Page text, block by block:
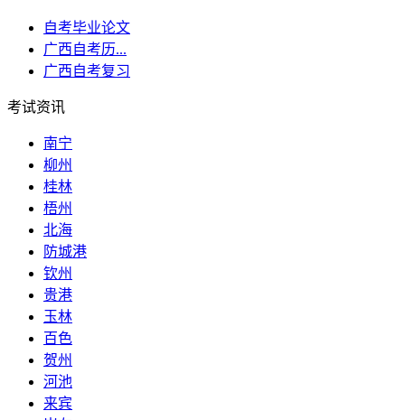
自考毕业论文
广西自考历...
广西自考复习
考试资讯
南宁
柳州
桂林
梧州
北海
防城港
钦州
贵港
玉林
百色
贺州
河池
来宾